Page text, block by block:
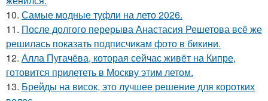
10. Самые модные туфли на лето 2026.
11. После долгого перерыва Анастасия Решетова всё же
решилась показать подписчикам фото в бикини.
12. Алла Пугачёва, которая сейчас живёт на Кипре,
готовится прилететь в Москву этим летом.
13. Брейды на висок, это лучшее решение для коротких